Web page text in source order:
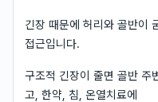
긴장 때문에 허리와 골반이
접근입니다.
구조적 긴장이 줄면 골반 주
고, 한약, 침, 온열치료에